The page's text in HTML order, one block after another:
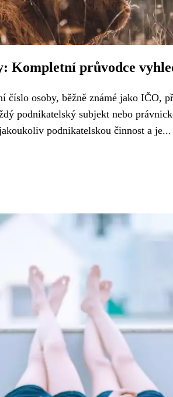
Kompletní průvodce
osoby, běžně známé jako IČO,
podnikatelský subjekt nebo
podnikatelskou činnost a je...